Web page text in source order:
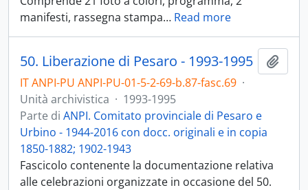
manifesti, rassegna stampa… Read more
50. Liberazione di Pesaro - 1993-1995
IT ANPI-PU ANPI-PU-01-5-2-69-b.87-fasc.69 ·
Unità archivistica · 1993-1995
Parte di ANPI. Comitato provinciale di Pesaro e
Urbino - 1944-2016 con docc. originali e in copia
1850-1882; 1902-1943
Fascicolo contenente la documentazione relativa
alle celebrazioni organizzate in occasione del 50.